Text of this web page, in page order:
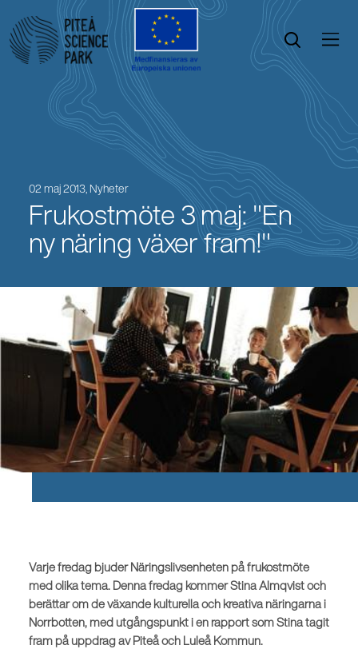
Öppna sök
Öppna menyn
02 maj 2013, Nyheter
Frukostmöte 3 maj: "En
ny näring växer fram!"
Varje fredag bjuder Näringslivsenheten på frukostmöte
med olika tema. Denna fredag kommer Stina Almqvist och
berättar om de växande kulturella och kreativa näringarna i
Norrbotten, med utgångspunkt i en rapport som Stina tagit
fram på uppdrag av Piteå och Luleå Kommun.